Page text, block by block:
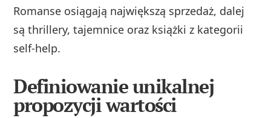
Romanse osiągają największą sprzedaż, dalej
są thrillery, tajemnice oraz książki z kategorii
self-help.
Definiowanie unikalnej
propozycji wartości